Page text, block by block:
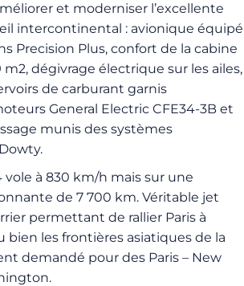
et moderniser l’excellente
intercontinental : avionique équipé
Precision Plus, confort de la cabine
m2, dégivrage électrique sur les ailes,
de carburant garnis
General Electric CFE34-3B et
munis des systèmes
vole à 830 km/h mais sur une
de 7 700 km. Véritable jet
permettant de rallier Paris à
bien les frontières asiatiques de la
demandé pour des Paris – New